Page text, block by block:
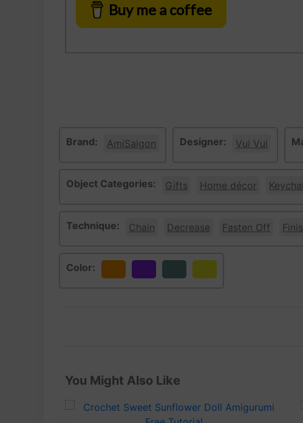
Buy me a coffee
Brand: AmiSaigon Designer: Vui Vui
Object Categories: Gifts Home décor
Technique: Chain Decrease Fasten Off
Color:
You Might Also Like